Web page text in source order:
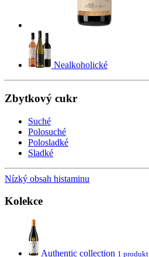
Nealkoholické
Zbytkový cukr
Suché
Polosuché
Polosladké
Sladké
Nízký obsah histaminu
Kolekce
Authentic collection 1 produkt